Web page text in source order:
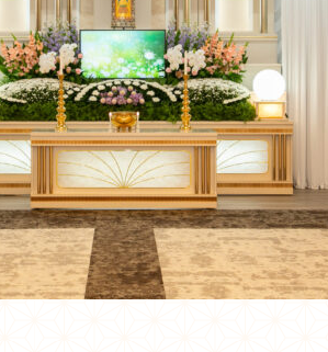
解説